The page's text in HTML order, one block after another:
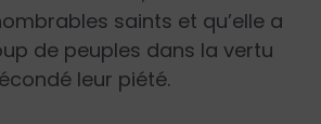
saints et qu’elle a
de peuples dans la vertu
leur piété.